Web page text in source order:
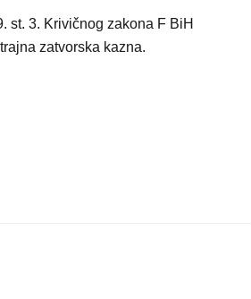
st. 3. Krivičnog zakona F BiH
zatvorska kazna.